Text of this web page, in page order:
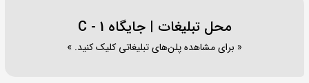
محل تبلیغات | جایگاه C - 1
« برای مشاهده پلن‌های تبلیغاتی کلیک کنید. »